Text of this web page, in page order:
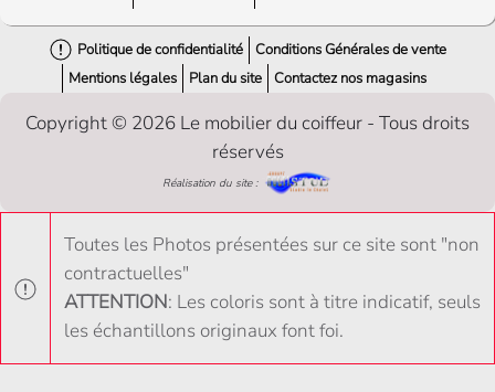
Politique de confidentialité
Conditions Générales de vente
Mentions légales
Plan du site Contactez nos magasins
Copyright © 2026 Le mobilier du coiffeur - Tous droits
réservés
Réalisation du site :
Toutes les Photos présentées sur ce site sont "non
contractuelles"
ATTENTION: Les coloris sont à titre indicatif, seuls
les échantillons originaux font foi.